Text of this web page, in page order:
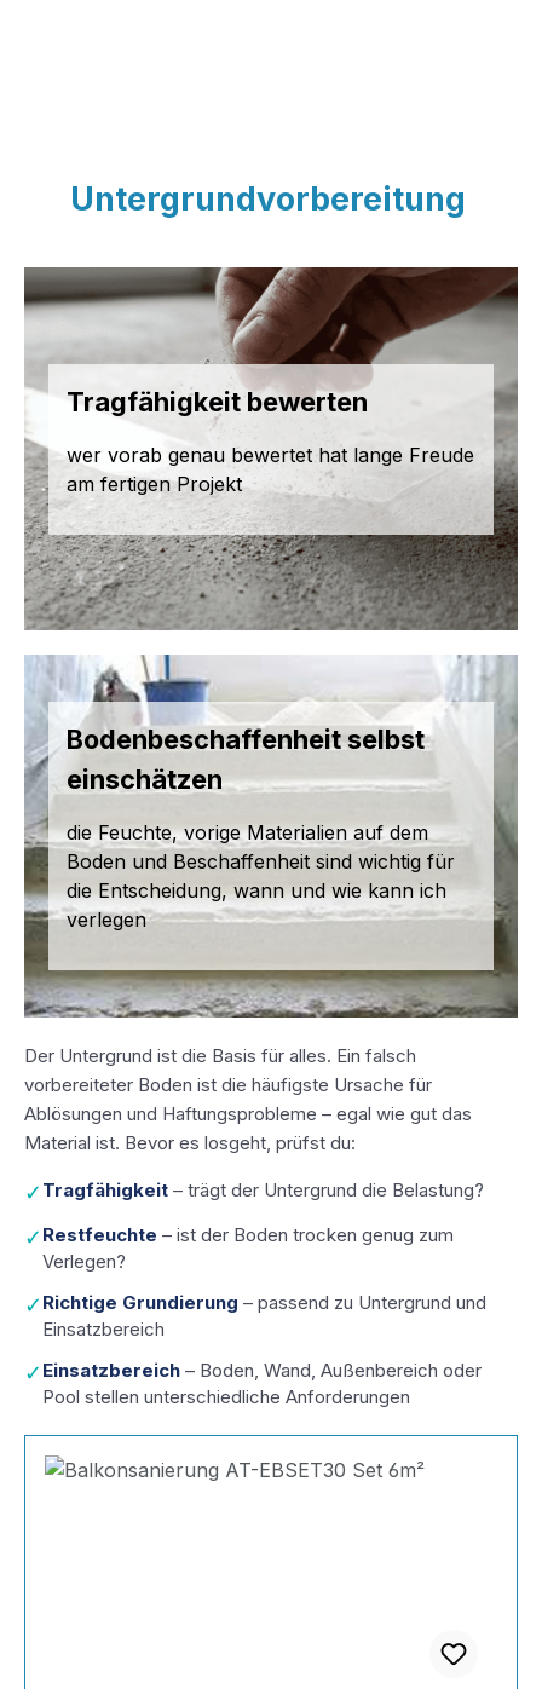
Untergrundvorbereitung
Tragfähigkeit bewerten
wer vorab genau bewertet hat lange Freude
am fertigen Projekt
Bodenbeschaffenheit selbst
einschätzen
die Feuchte, vorige Materialien auf dem
Boden und Beschaffenheit sind wichtig für
die Entscheidung, wann und wie kann ich
verlegen
Der Untergrund ist die Basis für alles. Ein falsch
vorbereiteter Boden ist die häufigste Ursache für
Ablösungen und Haftungsprobleme – egal wie gut das
Material ist. Bevor es losgeht, prüfst du:
✓ Tragfähigkeit – trägt der Untergrund die Belastung?
✓ Restfeuchte – ist der Boden trocken genug zum
Verlegen?
✓ Richtige Grundierung – passend zu Untergrund und
Einsatzbereich
✓ Einsatzbereich – Boden, Wand, Außenbereich oder
Pool stellen unterschiedliche Anforderungen